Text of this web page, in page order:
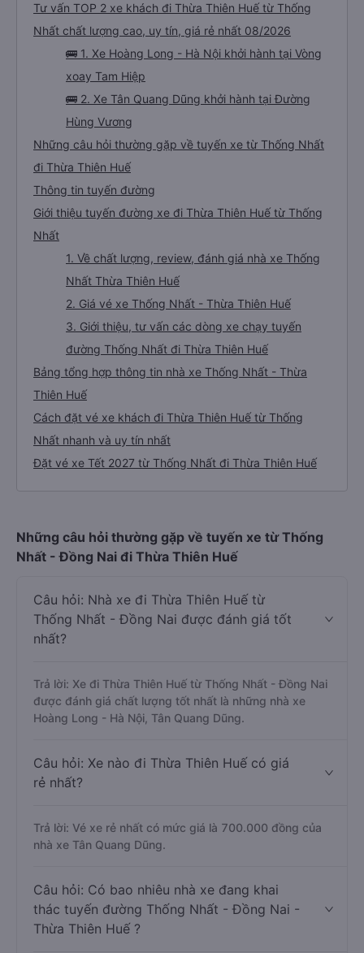
Tư vấn TOP 2 xe khách đi Thừa Thiên Huế từ Thống
Nhất chất lượng cao, uy tín, giá rẻ nhất 08/2026
🚌 1. Xe Hoàng Long - Hà Nội khởi hành tại Vòng
xoay Tam Hiệp
🚌 2. Xe Tân Quang Dũng khởi hành tại Đường
Hùng Vương
Những câu hỏi thường gặp về tuyến xe từ Thống Nhất
đi Thừa Thiên Huế
Thông tin tuyến đường
Giới thiệu tuyến đường xe đi Thừa Thiên Huế từ Thống
Nhất
1. Về chất lượng, review, đánh giá nhà xe Thống
Nhất Thừa Thiên Huế
2. Giá vé xe Thống Nhất - Thừa Thiên Huế
3. Giới thiệu, tư vấn các dòng xe chạy tuyến
đường Thống Nhất đi Thừa Thiên Huế
Bảng tổng hợp thông tin nhà xe Thống Nhất - Thừa
Thiên Huế
Cách đặt vé xe khách đi Thừa Thiên Huế từ Thống
Nhất nhanh và uy tín nhất
Đặt vé xe Tết 2027 từ Thống Nhất đi Thừa Thiên Huế
Những câu hỏi thường gặp về tuyến xe từ Thống
Nhất - Đồng Nai đi Thừa Thiên Huế
Câu hỏi: Nhà xe đi Thừa Thiên Huế từ
Thống Nhất - Đồng Nai được đánh giá tốt
nhất?
Trả lời: Xe đi Thừa Thiên Huế từ Thống Nhất - Đồng Nai
được đánh giá chất lượng tốt nhất là những nhà xe
Hoàng Long - Hà Nội, Tân Quang Dũng.
Câu hỏi: Xe nào đi Thừa Thiên Huế có giá
rẻ nhất?
Trả lời: Vé xe rẻ nhất có mức giá là 700.000 đồng của
nhà xe Tân Quang Dũng.
Câu hỏi: Có bao nhiêu nhà xe đang khai
thác tuyến đường Thống Nhất - Đồng Nai -
Thừa Thiên Huế ?